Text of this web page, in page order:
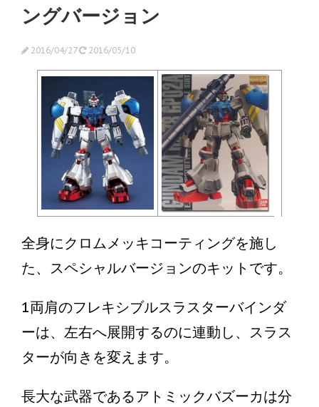
ングバージョン
2016/04/27 2016/05/10
全身にクロムメッキコーティングを施し
た、スペシャルバージョンのキットです。
1両肩のフレキシブルスラスターバインダ
ーは、左右へ展開するのに連動し、スラス
ターが向きを変えます。
長大な武器であるアトミックバズーカは分